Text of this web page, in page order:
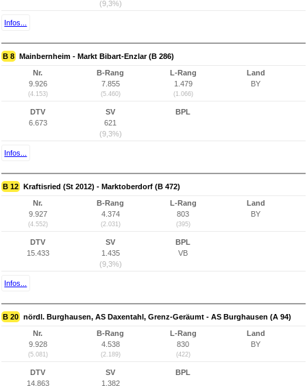
(9,3%)
Infos...
B 8 Mainbernheim - Markt Bibart-Enzlar (B 286)
Nr.
9.926
(4.153)
B-Rang
7.855
(5.460)
L-Rang
1.479
(1.066)
Land
BY
DTV
6.673
SV
621
(9,3%)
BPL
Infos...
B 12 Kraftisried (St 2012) - Marktoberdorf (B 472)
Nr.
9.927
(4.552)
B-Rang
4.374
(2.031)
L-Rang
803
(395)
Land
BY
DTV
15.433
SV
1.435
(9,3%)
BPL
VB
Infos...
B 20 nördl. Burghausen, AS Daxentahl, Grenz-Geräumt - AS Burghausen (A 94)
Nr.
9.928
(5.081)
B-Rang
4.538
(2.189)
L-Rang
830
(422)
Land
BY
DTV
14.863
SV
1.382
BPL